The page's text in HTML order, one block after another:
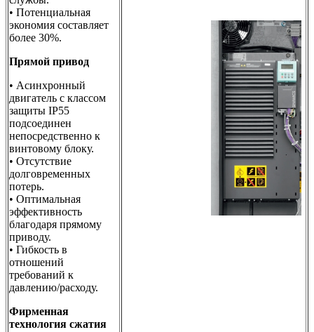
• Потенциальная
экономия составляет
более 30%.
Прямой привод
• Асинхронный
двигатель с классом
защиты IP55
подсоединен
непосредственно к
винтовому блоку.
• Отсутствие
долговременных
потерь.
• Оптимальная
эффективность
благодаря прямому
приводу.
• Гибкость в
отношений
требований к
давлению/расходу.
Фирменная
технология сжатия